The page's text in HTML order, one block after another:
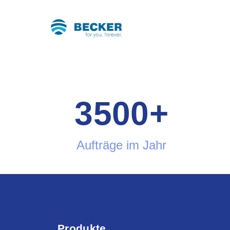
Aufträge im Jahr
3500+